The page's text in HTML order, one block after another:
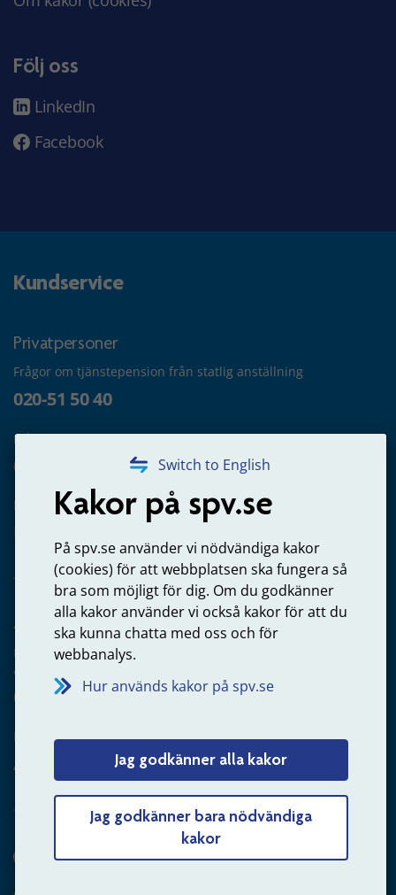
Switch to English
Kakor på spv.se
På spv.se använder vi nödvändiga kakor
(cookies) för att webbplatsen ska fungera så
bra som möjligt för dig. Om du godkänner
alla kakor använder vi också kakor för att du
ska kunna chatta med oss och för
webbanalys.
Hur används kakor på spv.se
Jag godkänner alla kakor
Jag godkänner bara nödvändiga
kakor
Följ oss
LinkedIn
Facebook
Kundservice
Privatpersoner
Frågor om tjänstepension från statlig anställning
020-51 50 40
Frågor om utbetalning
020-65 00 65
Kontakta oss
Arbetsgivare
Frågor om administration av tjänstepension från statlig
anställning
060-18 75 03
Kontakta oss
Arbetsgivare – skicka mejl till oss
Hitta svaret på din fråga